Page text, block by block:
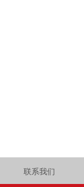
联系我们